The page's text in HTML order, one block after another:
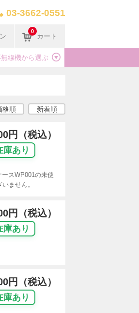
03-3662-0551
0
カート
線機から選ぶ
格順 新着順
円（税込）
庫あり
スWP001の未使
ません。
円（税込）
庫あり
円（税込）
庫あり